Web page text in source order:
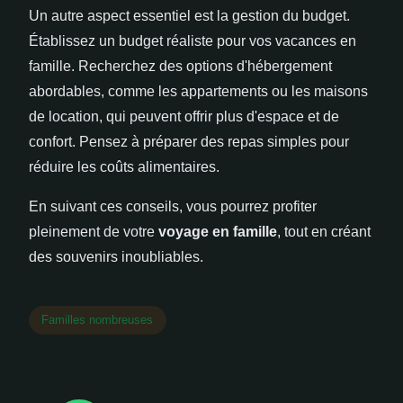
Un autre aspect essentiel est la gestion du budget.
Établissez un budget réaliste pour vos vacances en
famille. Recherchez des options d'hébergement
abordables, comme les appartements ou les maisons
de location, qui peuvent offrir plus d'espace et de
confort. Pensez à préparer des repas simples pour
réduire les coûts alimentaires.
En suivant ces conseils, vous pourrez profiter
pleinement de votre voyage en famille, tout en créant
des souvenirs inoubliables.
Familles nombreuses